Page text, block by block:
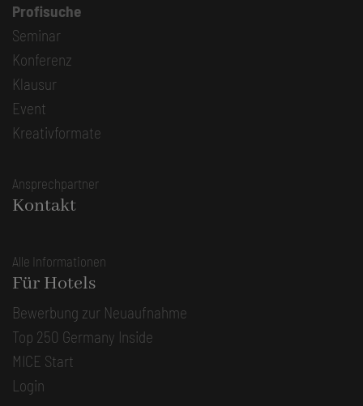
Profisuche
Seminar
Konferenz
Klausur
Event
Kreativformate
Ansprechpartner
Kontakt
Alle Informationen
Für Hotels
Bewerbung zur Neuaufnahme
Top 250 Germany Inside
MICE Start
Login